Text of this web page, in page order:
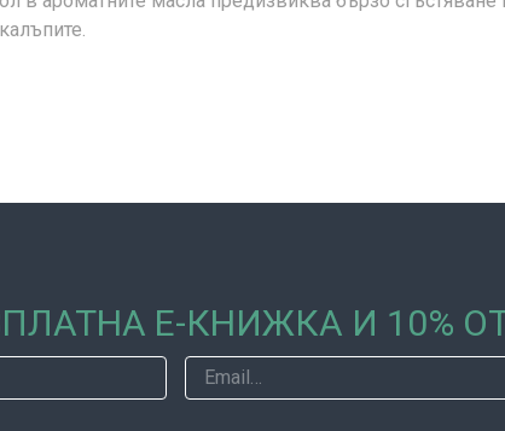
Е-КНИЖКА И 10%